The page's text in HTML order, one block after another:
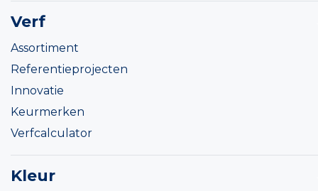
Verf
Assortiment
Referentieprojecten
Innovatie
Keurmerken
Verfcalculator
Kleur